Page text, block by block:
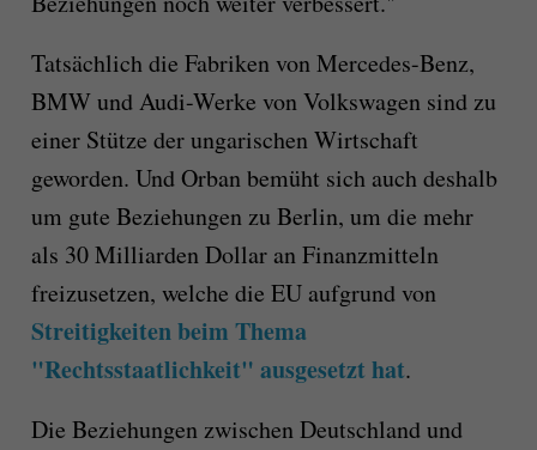
Tatsächlich die Fabriken von Mercedes-Benz,
BMW und Audi-Werke von Volkswagen sind zu
einer Stütze der ungarischen Wirtschaft
geworden. Und Orban bemüht sich auch deshalb
um gute Beziehungen zu Berlin, um die mehr
als 30 Milliarden Dollar an Finanzmitteln
freizusetzen, welche die EU aufgrund von
Streitigkeiten beim Thema
"Rechtsstaatlichkeit" ausgesetzt hat.
Die Beziehungen zwischen Deutschland und